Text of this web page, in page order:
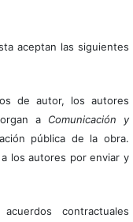
aceptan las siguientes
de autor, los autores
a Comunicación y
pública de la obra.
los autores por enviar y
contractuales